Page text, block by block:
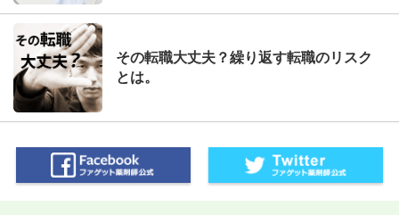
その転職大丈夫？繰り返す転職のリスク
とは。